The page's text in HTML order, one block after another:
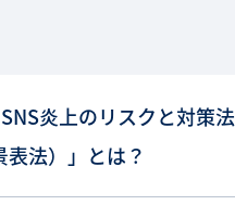
炎上のリスクと対策法
法）」とは？